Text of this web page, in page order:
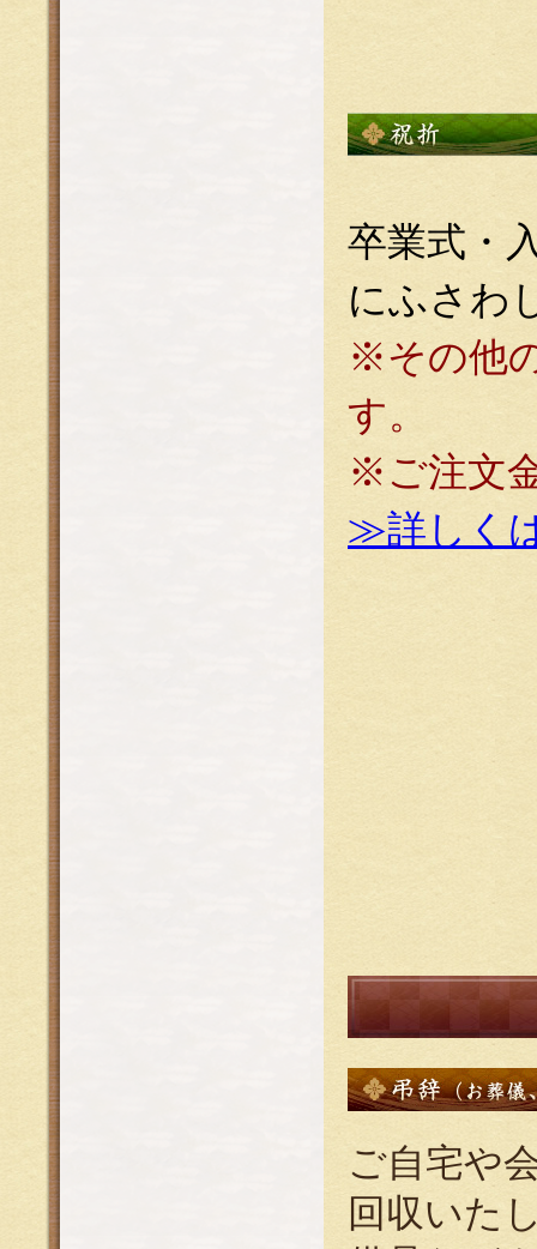
卒業式・
にふさわ
※その他
す。
※ご注文
≫詳しく
ご自宅や
回収いた